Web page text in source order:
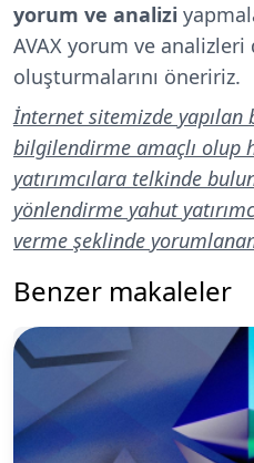
yorum ve analizi
AVAX yorum ve
oluşturmalarını öneririz.
İnternet sitemizde yapılan
bilgilendirme amaçlı olup
yatırımcılara telkinde
yönlendirme yahut
verme şeklinde
Benzer makaleler